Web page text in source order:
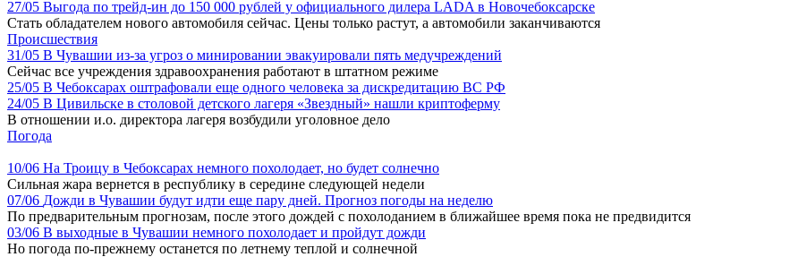
27/05 Выгода по трейд-ин до 150 000 рублей у официального дилера LADA в Новочебоксарске
Стать обладателем нового автомобиля сейчас. Цены только растут, а автомобили заканчиваются
Происшествия
31/05 В Чувашии из-за угроз о минировании эвакуировали пять медучреждений
Сейчас все учреждения здравоохранения работают в штатном режиме
25/05 В Чебоксарах оштрафовали еще одного человека за дискредитацию ВС РФ
24/05 В Цивильске в столовой детского лагеря «Звездный» нашли криптоферму
В отношении и.о. директора лагеря возбудили уголовное дело
Погода
10/06 На Троицу в Чебоксарах немного похолодает, но будет солнечно
Сильная жара вернется в республику в середине следующей недели
07/06 Дожди в Чувашии будут идти еще пару дней. Прогноз погоды на неделю
По предварительным прогнозам, после этого дождей с похолоданием в ближайшее время пока не предвидится
03/06 В выходные в Чувашии немного похолодает и пройдут дожди
Но погода по-прежнему останется по летнему теплой и солнечной